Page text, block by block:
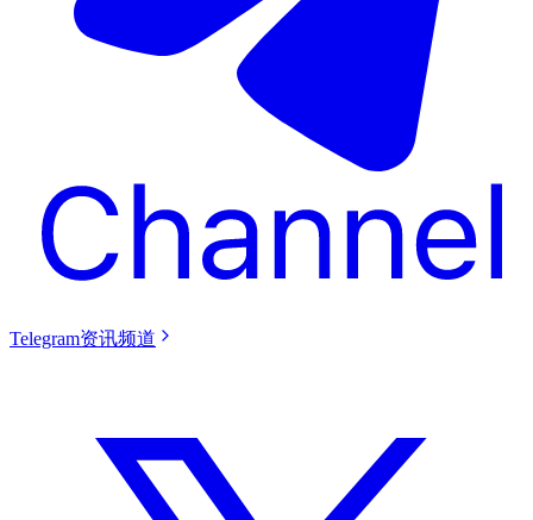
Telegram资讯频道